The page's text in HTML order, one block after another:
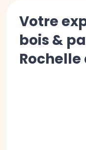
Votre
bois &
Rochelle